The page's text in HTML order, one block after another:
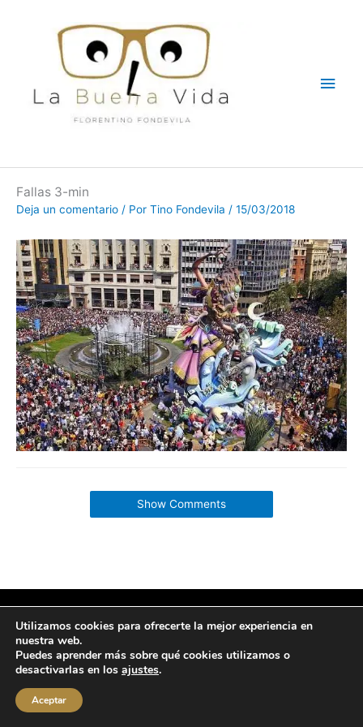
Fallas 3-min
Deja un comentario / Por Tino Fondevila / 15/03/2018
Show Comments
Sitio web protegido porMantenimiento web Zaragoza
Aviso Legal Política de privacidad
Política de cookies
Contacta conmigo
Utilizamos cookies para ofrecerte la mejor experiencia en
nuestra web.
Puedes aprender más sobre qué cookies utilizamos o
desactivarlas en los ajustes.
Aceptar